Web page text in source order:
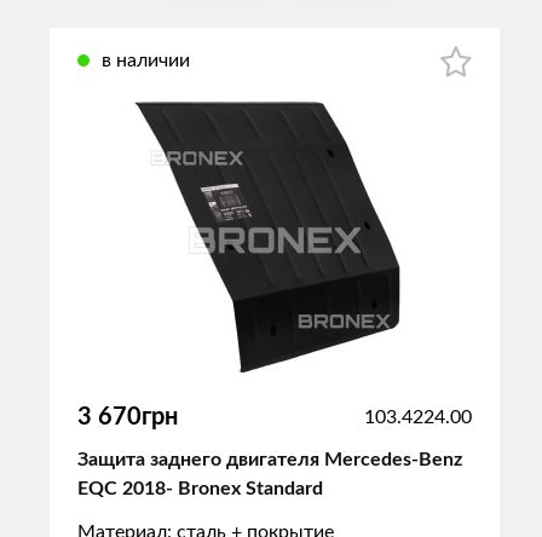
в наличии
3 670грн 103.4224.00
Защита заднего двигателя Mercedes-Benz
EQC 2018- Bronex Standard
Материал: сталь + покрытие